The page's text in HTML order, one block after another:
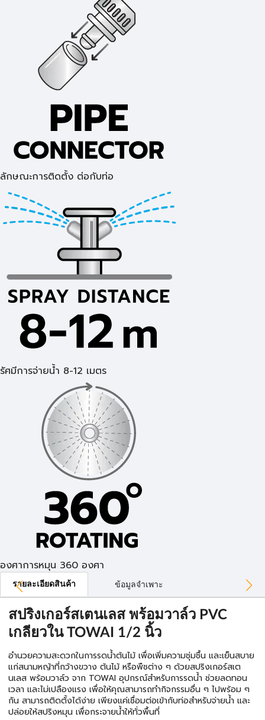
ลักษณะการติดตั้ง ต่อกับท่อ
รัศมีการจ่ายน้ำ 8-12 เมตร
องศาการหมุน 360 องศา
รายละเอียดสินค้า ข้อมูลจำเพาะ
สปริงเกอร์สเตนเลส พร้อมวาล์ว PVC
เกลียวใน TOWAI 1/2 นิ้ว
อำนวยความสะดวกในการรดน้ำต้นไม้ เพื่อเพิ่มความชุ่มชื้น และเย็นสบาย
แก่สนามหญ้าที่กว้างขวาง ต้นไม้ หรือพืชต่าง ๆ ด้วยสปริงเกอร์สเต
นเลส พร้อมวาล์ว จาก TOWAI อุปกรณ์สำหรับการรดน้ำ ช่วยลดทอน
เวลา และไม่เปลืองแรง เพื่อให้คุณสามารถทำกิจกรรมอื่น ๆ ไปพร้อม ๆ
กัน สามารถติดตั้งได้ง่าย เพียงแค่เชื่อมต่อเข้ากับท่อสำหรับจ่ายน้ำ และ
ปล่อยให้สปริงหมุน เพื่อกระจายน้ำให้ทั่วพื้นที่